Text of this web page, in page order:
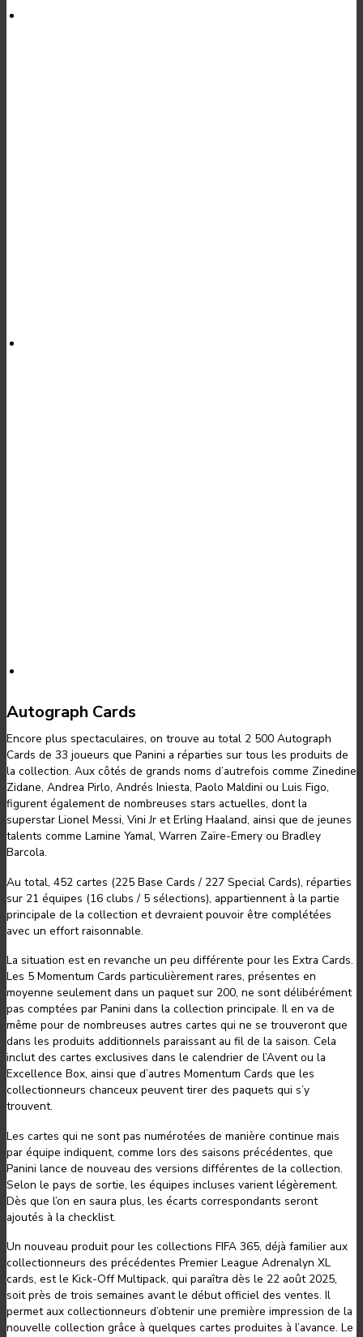
Autograph Cards
Encore plus spectaculaires, on trouve au total 2 500 Autograph
Cards de 33 joueurs que Panini a réparties sur tous les produits de
la collection. Aux côtés de grands noms d’autrefois comme Zinedine
Zidane, Andrea Pirlo, Andrés Iniesta, Paolo Maldini ou Luis Figo,
figurent également de nombreuses stars actuelles, dont la
superstar Lionel Messi, Vini Jr et Erling Haaland, ainsi que de jeunes
talents comme Lamine Yamal, Warren Zaïre-Emery ou Bradley
Barcola.
Au total, 452 cartes (225 Base Cards / 227 Special Cards), réparties
sur 21 équipes (16 clubs / 5 sélections), appartiennent à la partie
principale de la collection et devraient pouvoir être complétées
avec un effort raisonnable.
La situation est en revanche un peu différente pour les Extra Cards.
Les 5 Momentum Cards particulièrement rares, présentes en
moyenne seulement dans un paquet sur 200, ne sont délibérément
pas comptées par Panini dans la collection principale. Il en va de
même pour de nombreuses autres cartes qui ne se trouveront que
dans les produits additionnels paraissant au fil de la saison. Cela
inclut des cartes exclusives dans le calendrier de l’Avent ou la
Excellence Box, ainsi que d’autres Momentum Cards que les
collectionneurs chanceux peuvent tirer des paquets qui s’y
trouvent.
Les cartes qui ne sont pas numérotées de manière continue mais
par équipe indiquent, comme lors des saisons précédentes, que
Panini lance de nouveau des versions différentes de la collection.
Selon le pays de sortie, les équipes incluses varient légèrement.
Dès que l’on en saura plus, les écarts correspondants seront
ajoutés à la checklist.
Un nouveau produit pour les collections FIFA 365, déjà familier aux
collectionneurs des précédentes Premier League Adrenalyn XL
cards, est le Kick-Off Multipack, qui paraîtra dès le 22 août 2025,
soit près de trois semaines avant le début officiel des ventes. Il
permet aux collectionneurs d’obtenir une première impression de la
nouvelle collection grâce à quelques cartes produites à l’avance. Le